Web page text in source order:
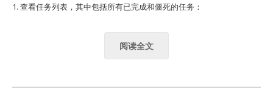
1. 查看任务列表，其中包括所有已完成和僵死的任务：
阅读全文